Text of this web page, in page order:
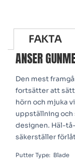
FAKTA
ANSER
Den mest
fortsätter att
hörn och mjuka
uppställning och
designen. Häl-
säkerställer
Putter Type: Blade